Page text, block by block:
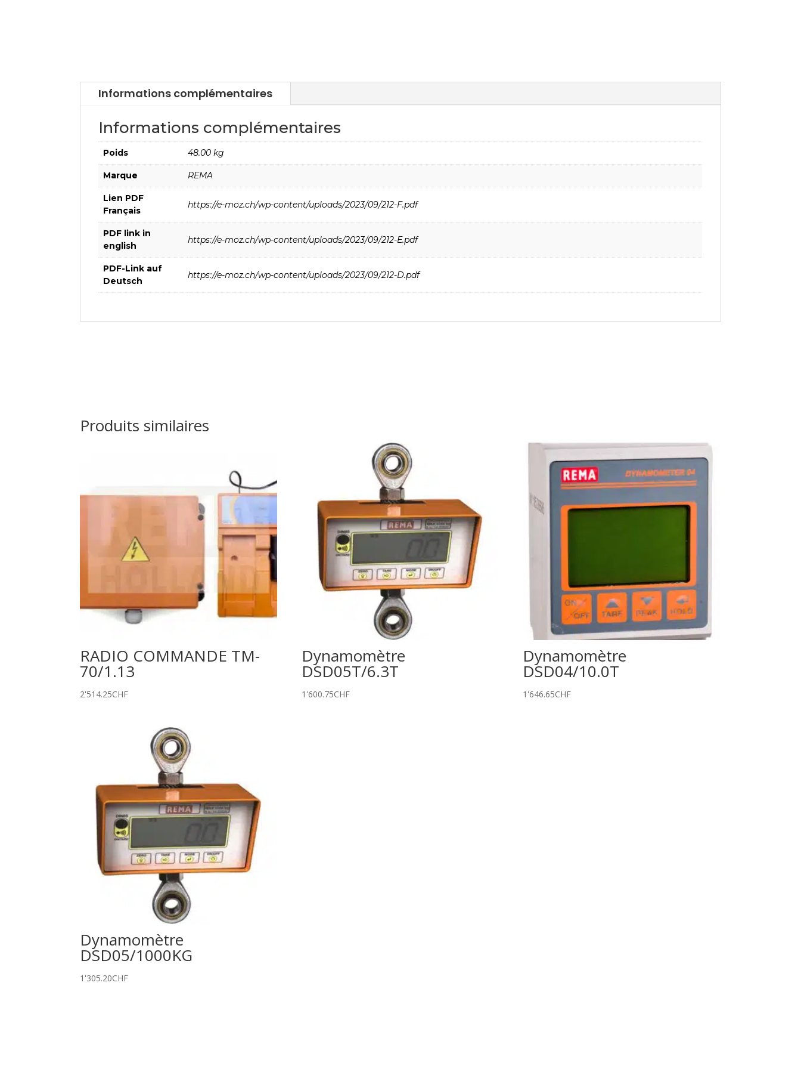
Informations complémentaires
Informations complémentaires
Poids 48.00 kg
Marque REMA
Lien PDF
Français
https://e-moz.ch/wp-content/uploads/2023/09/212-F.pdf
PDF link in
english
https://e-moz.ch/wp-content/uploads/2023/09/212-E.pdf
PDF-Link auf
Deutsch
https://e-moz.ch/wp-content/uploads/2023/09/212-D.pdf
Produits similaires
RADIO COMMANDE TM-
70/1.13
2'514.25CHF
Dynamomètre
DSD05T/6.3T
1'600.75CHF
Dynamomètre
DSD04/10.0T
1'646.65CHF
Dynamomètre
DSD05/1000KG
1'305.20CHF